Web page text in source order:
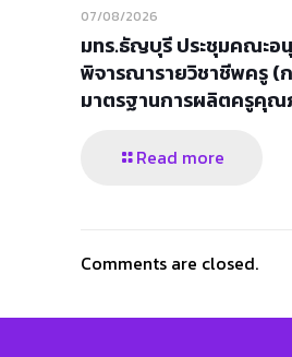
07/08/2026
มทร.ธัญบุรี ประชุมคณะอ
พิจารณารายวิชาชีพครู (
มาตรฐานการผลิตครูคุ
Read more
Comments are closed.